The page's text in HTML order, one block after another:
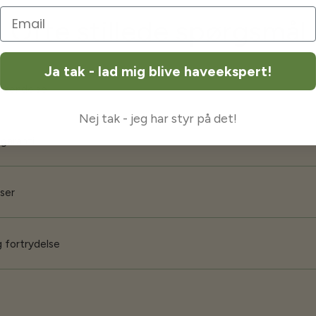
Ofte stillede spørgsmål
fortrydelse
Ja tak - lad mig blive haveekspert!
Nej tak - jeg har styr på det!